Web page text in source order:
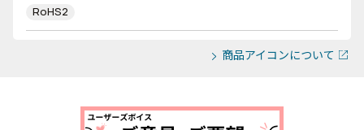
RoHS2
商品アイコンについて